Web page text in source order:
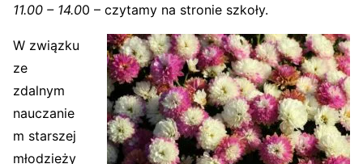
11.00 – 14.00 – czytamy na stronie szkoły.
W związku
ze
zdalnym
nauczanie
m starszej
młodzieży